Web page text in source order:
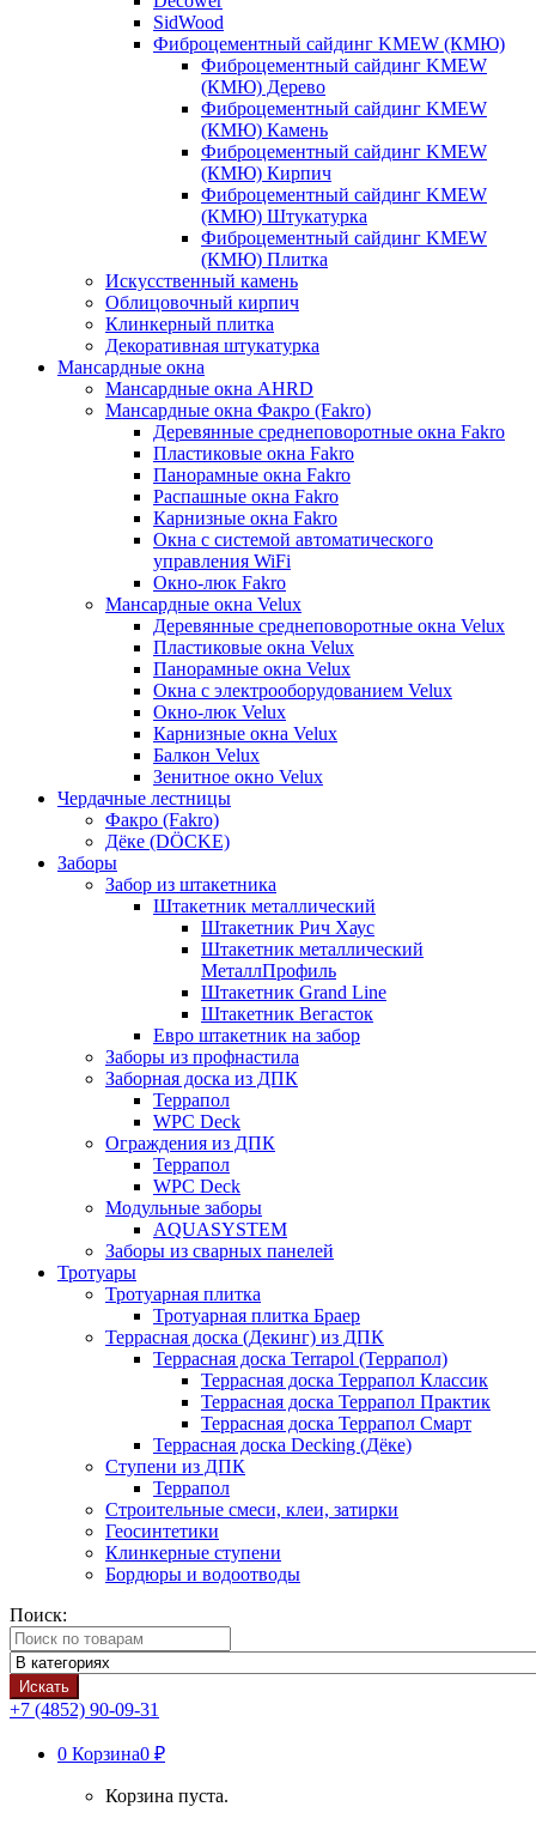
SidWood
Фиброцементный сайдинг KMEW (КМЮ)
Фиброцементный сайдинг KMEW
(КМЮ) Дерево
Фиброцементный сайдинг KMEW
(КМЮ) Камень
Фиброцементный сайдинг KMEW
(КМЮ) Кирпич
Фиброцементный сайдинг KMEW
(КМЮ) Штукатурка
Фиброцементный сайдинг KMEW
(КМЮ) Плитка
Искусственный камень
Облицовочный кирпич
Клинкерный плитка
Декоративная штукатурка
Мансардные окна
Мансардные окна AHRD
Мансардные окна Факро (Fakro)
Деревянные среднеповоротные окна Fakro
Пластиковые окна Fakro
Панорамные окна Fakro
Распашные окна Fakro
Карнизные окна Fakro
Окна с системой автоматического
управления WiFi
Окно-люк Fakro
Мансардные окна Velux
Деревянные среднеповоротные окна Velux
Пластиковые окна Velux
Панорамные окна Velux
Окна с электрооборудованием Velux
Окно-люк Velux
Карнизные окна Velux
Балкон Velux
Зенитное окно Velux
Чердачные лестницы
Факро (Fakro)
Дёке (DÖCKE)
Заборы
Забор из штакетника
Штакетник металлический
Штакетник Рич Хаус
Штакетник металлический
МеталлПрофиль
Штакетник Grand Line
Штакетник Вегасток
Евро штакетник на забор
Заборы из профнастила
Заборная доска из ДПК
Террапол
WPC Deck
Ограждения из ДПК
Террапол
WPC Deck
Модульные заборы
AQUASYSTEM
Заборы из сварных панелей
Тротуары
Тротуарная плитка
Тротуарная плитка Браер
Террасная доска (Декинг) из ДПК
Террасная доска Terrapol (Террапол)
Террасная доска Террапол Классик
Террасная доска Террапол Практик
Террасная доска Террапол Смарт
Террасная доска Decking (Дёке)
Ступени из ДПК
Террапол
Строительные смеси, клеи, затирки
Геосинтетики
Клинкерные ступени
Бордюры и водоотводы
Поиск:
Искать
+7 (4852) 90-09-31
0 Корзина0 ₽
Корзина пуста.